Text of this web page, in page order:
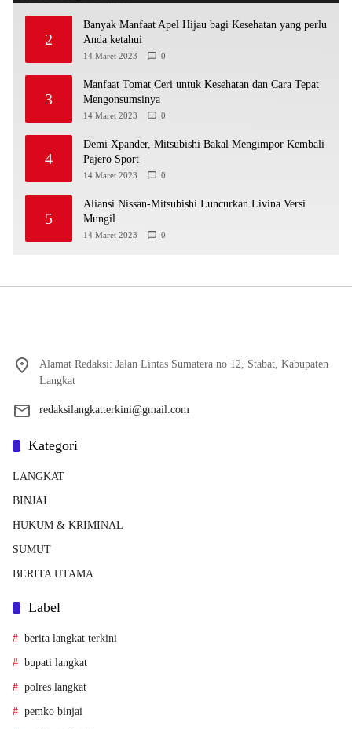
2
Banyak Manfaat Apel Hijau bagi Kesehatan yang perlu
Anda ketahui
14 Maret 2023 0
3
Manfaat Tomat Ceri untuk Kesehatan dan Cara Tepat
Mengonsumsinya
14 Maret 2023 0
4
Demi Xpander, Mitsubishi Bakal Mengimpor Kembali
Pajero Sport
14 Maret 2023 0
5
Aliansi Nissan-Mitsubishi Luncurkan Livina Versi
Mungil
14 Maret 2023 0
Alamat Redaksi: Jalan Lintas Sumatera no 12, Stabat, Kabupaten
Langkat
redaksilangkatterkini@gmail.com
Kategori
LANGKAT
BINJAI
HUKUM & KRIMINAL
SUMUT
BERITA UTAMA
Label
berita langkat terkini
bupati langkat
polres langkat
pemko binjai